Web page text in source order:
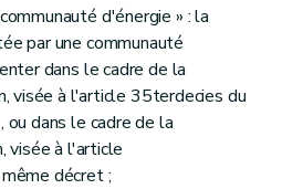
d'énergie » : la
par une communauté
dans le cadre de la
visée à l'article 35terdecies du
dans le cadre de la
visée à l'article
décret ;